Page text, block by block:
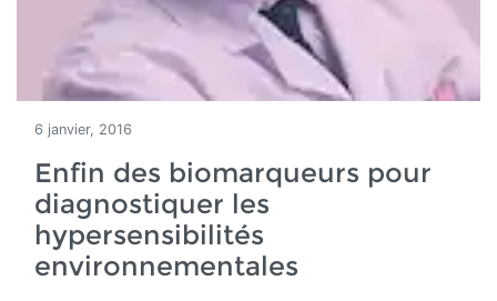
6 janvier, 2016
Enfin des biomarqueurs pour
diagnostiquer les
hypersensibilités
environnementales